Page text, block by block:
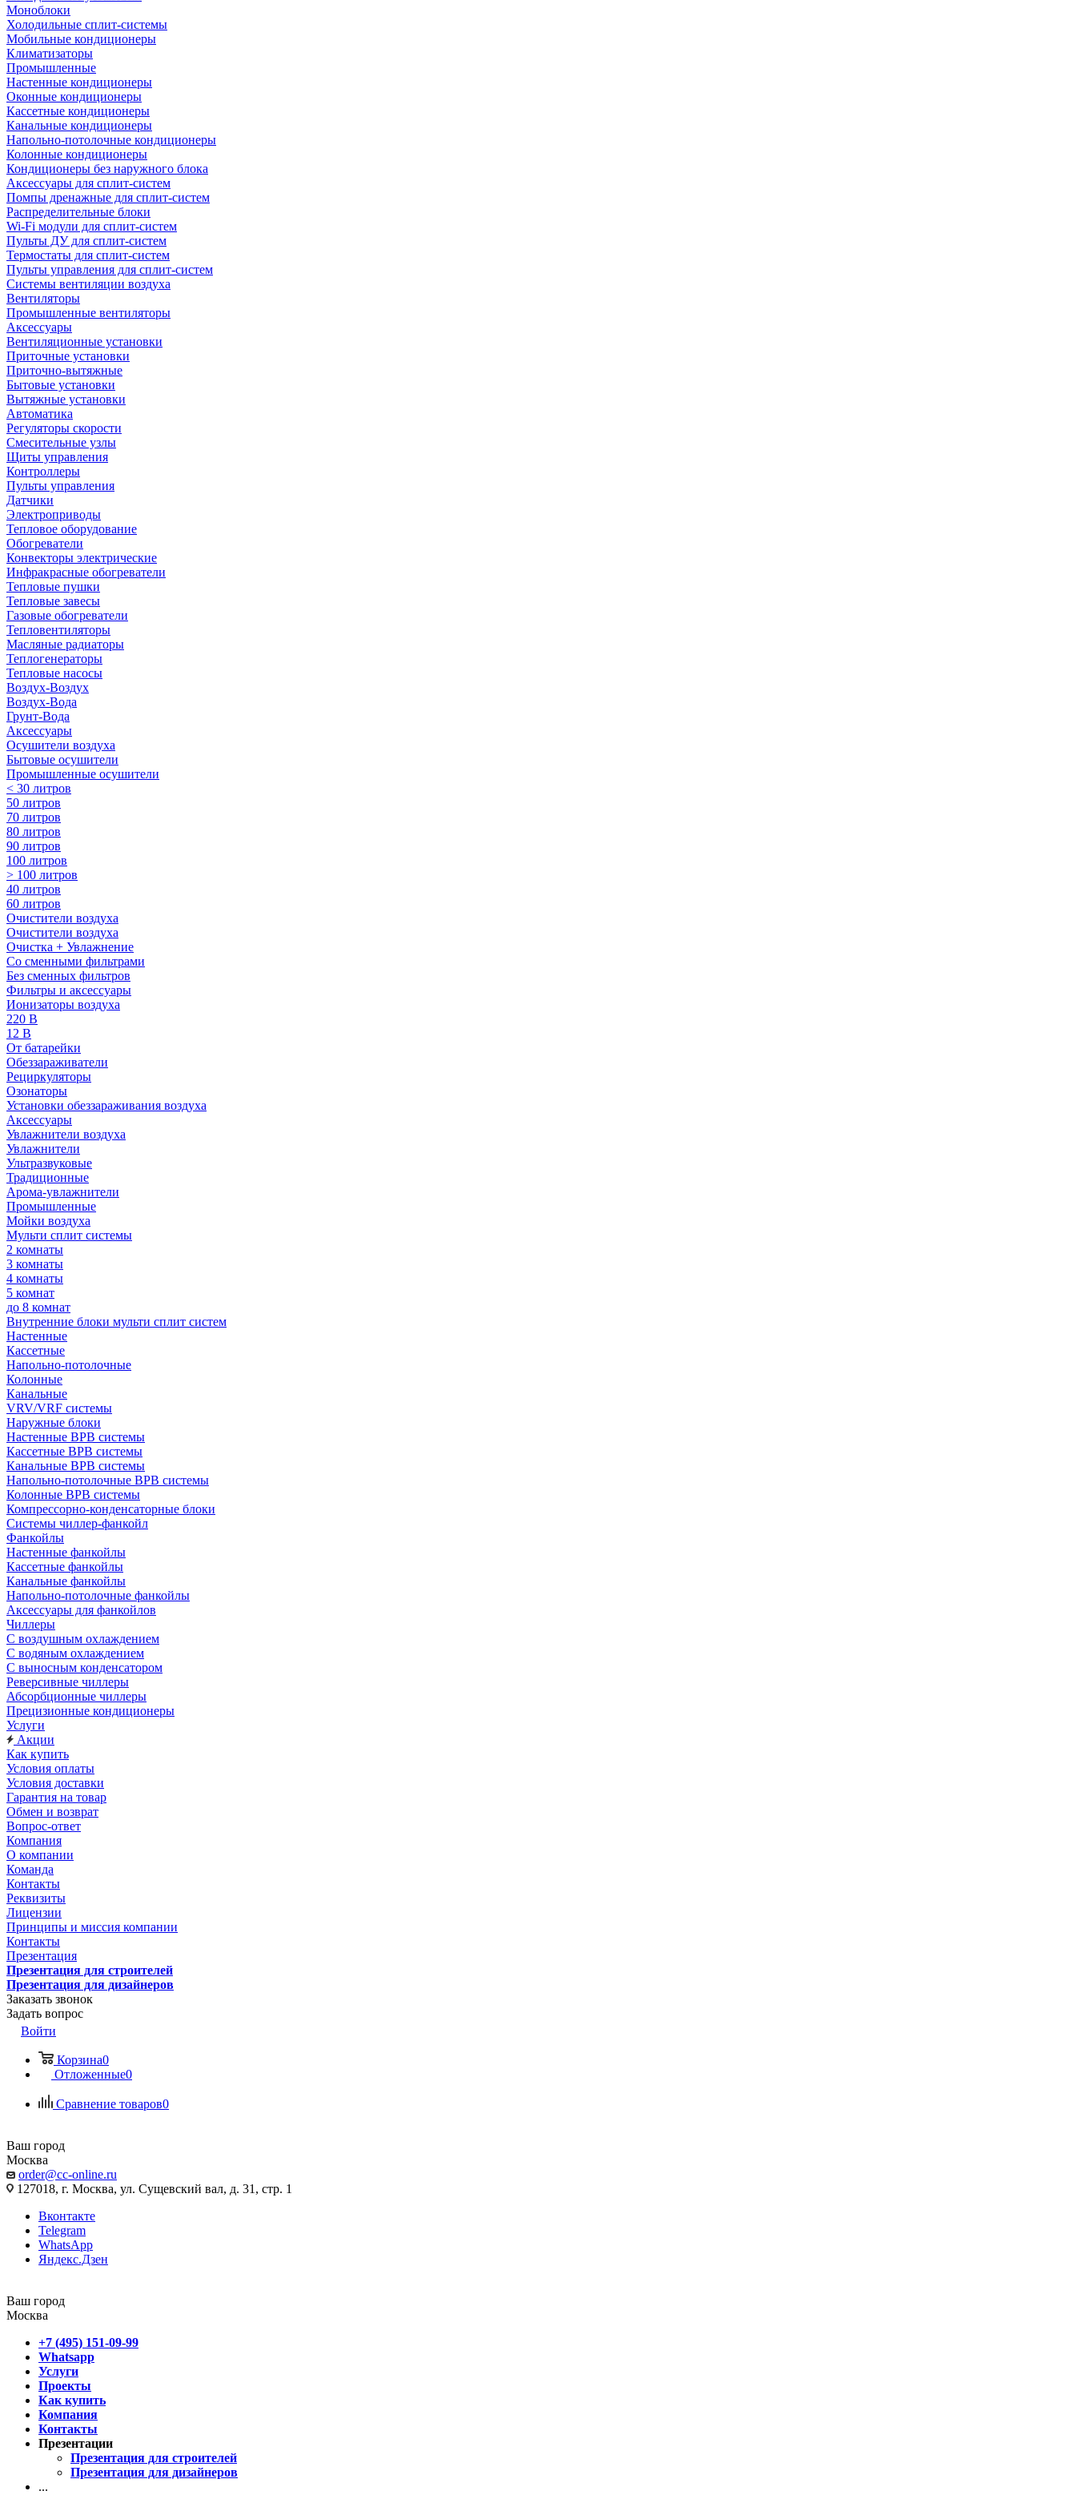
Моноблоки
Холодильные сплит-системы
Мобильные кондиционеры
Климатизаторы
Промышленные
Настенные кондиционеры
Оконные кондиционеры
Кассетные кондиционеры
Канальные кондиционеры
Напольно-потолочные кондиционеры
Колонные кондиционеры
Кондиционеры без наружного блока
Аксессуары для сплит-систем
Помпы дренажные для сплит-систем
Распределительные блоки
Wi-Fi модули для сплит-систем
Пульты ДУ для сплит-систем
Термостаты для сплит-систем
Пульты управления для сплит-систем
Системы вентиляции воздуха
Вентиляторы
Промышленные вентиляторы
Аксессуары
Вентиляционные установки
Приточные установки
Приточно-вытяжные
Бытовые установки
Вытяжные установки
Автоматика
Регуляторы скорости
Смесительные узлы
Щиты управления
Контроллеры
Пульты управления
Датчики
Электроприводы
Тепловое оборудование
Обогреватели
Конвекторы электрические
Инфракрасные обогреватели
Тепловые пушки
Тепловые завесы
Газовые обогреватели
Тепловентиляторы
Масляные радиаторы
Теплогенераторы
Тепловые насосы
Воздух-Воздух
Воздух-Вода
Грунт-Вода
Аксессуары
Осушители воздуха
Бытовые осушители
Промышленные осушители
< 30 литров
50 литров
70 литров
80 литров
90 литров
100 литров
> 100 литров
40 литров
60 литров
Очистители воздуха
Очистители воздуха
Очистка + Увлажнение
Cо сменными фильтрами
Без сменных фильтров
Фильтры и аксессуары
Ионизаторы воздуха
220 В
12 В
От батарейки
Обеззараживатели
Рециркуляторы
Озонаторы
Установки обеззараживания воздуха
Аксессуары
Увлажнители воздуха
Увлажнители
Ультразвуковые
Традиционные
Арома-увлажнители
Промышленные
Мойки воздуха
Мульти сплит системы
2 комнаты
3 комнаты
4 комнаты
5 комнат
до 8 комнат
Внутренние блоки мульти сплит систем
Настенные
Кассетные
Напольно-потолочные
Колонные
Канальные
VRV/VRF системы
Наружные блоки
Настенные ВРВ системы
Кассетные ВРВ системы
Канальные ВРВ системы
Напольно-потолочные ВРВ системы
Колонные ВРВ системы
Компрессорно-конденсаторные блоки
Системы чиллер-фанкойл
Фанкойлы
Настенные фанкойлы
Кассетные фанкойлы
Канальные фанкойлы
Напольно-потолочные фанкойлы
Аксессуары для фанкойлов
Чиллеры
С воздушным охлаждением
С водяным охлаждением
С выносным конденсатором
Реверсивные чиллеры
Абсорбционные чиллеры
Прецизионные кондиционеры
Услуги
Акции
Как купить
Условия оплаты
Условия доставки
Гарантия на товар
Обмен и возврат
Вопрос-ответ
Компания
О компании
Команда
Контакты
Реквизиты
Лицензии
Принципы и миссия компании
Контакты
Презентация
Презентация для строителей
Презентация для дизайнеров
Заказать звонок
Задать вопрос
Войти
Корзина0
Отложенные0
Сравнение товаров0
Ваш город
Москва
order@cc-online.ru
127018, г. Москва, ул. Сущевский вал, д. 31, стр. 1
Вконтакте
Telegram
WhatsApp
Яндекс.Дзен
Ваш город
Москва
+7 (495) 151-09-99
Whatsapp
Услуги
Проекты
Как купить
Компания
Контакты
Презентации
Презентация для строителей
Презентация для дизайнеров
...